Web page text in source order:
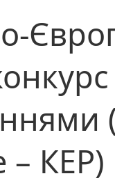
– КЕР)